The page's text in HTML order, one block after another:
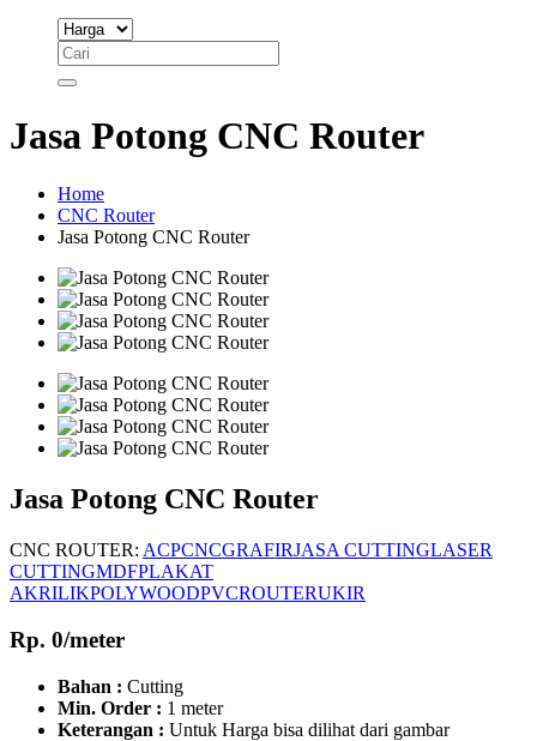
Jasa Potong CNC Router
Home
CNC Router
Jasa Potong CNC Router
Jasa Potong CNC Router
CNC ROUTER: ACPCNCGRAFIRJASA CUTTINGLASER
CUTTINGMDFPLAKAT
AKRILIKPOLYWOODPVCROUTERUKIR
Rp. 0/meter
Bahan : Cutting
Min. Order : 1 meter
Keterangan : Untuk Harga bisa dilihat dari gambar